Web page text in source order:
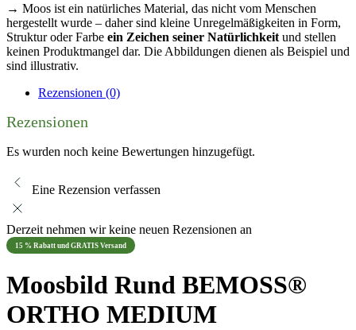
→ Moos ist ein natürliches Material, das nicht vom Menschen
hergestellt wurde – daher sind kleine Unregelmäßigkeiten in Form,
Struktur oder Farbe ein Zeichen seiner Natürlichkeit und stellen
keinen Produktmangel dar. Die Abbildungen dienen als Beispiel und
sind illustrativ.
Rezensionen (0)
Rezensionen
Es wurden noch keine Bewertungen hinzugefügt.
Eine Rezension verfassen
Derzeit nehmen wir keine neuen Rezensionen an
15 % Rabatt und GRATIS Versand
Moosbild Rund BEMOSS®
ORTHO MEDIUM